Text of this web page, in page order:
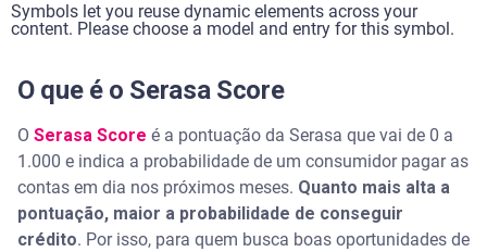
Como consultar seu Serasa Score
Symbols let you reuse dynamic elements across your
content. Please choose a model and entry for this symbol.
O que é o Serasa Score
O Serasa Score é a pontuação da Serasa que vai de 0 a
1.000 e indica a probabilidade de um consumidor pagar as
contas em dia nos próximos meses. Quanto mais alta a
pontuação, maior a probabilidade de conseguir
crédito. Por isso, para quem busca boas oportunidades de